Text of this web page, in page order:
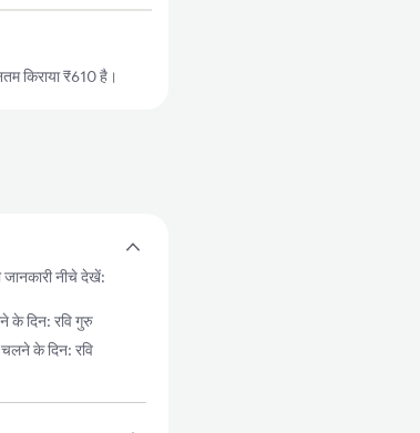
किराया ₹610 है।
नीचे देखें:
के दिन: रवि गुरु
के दिन: रवि